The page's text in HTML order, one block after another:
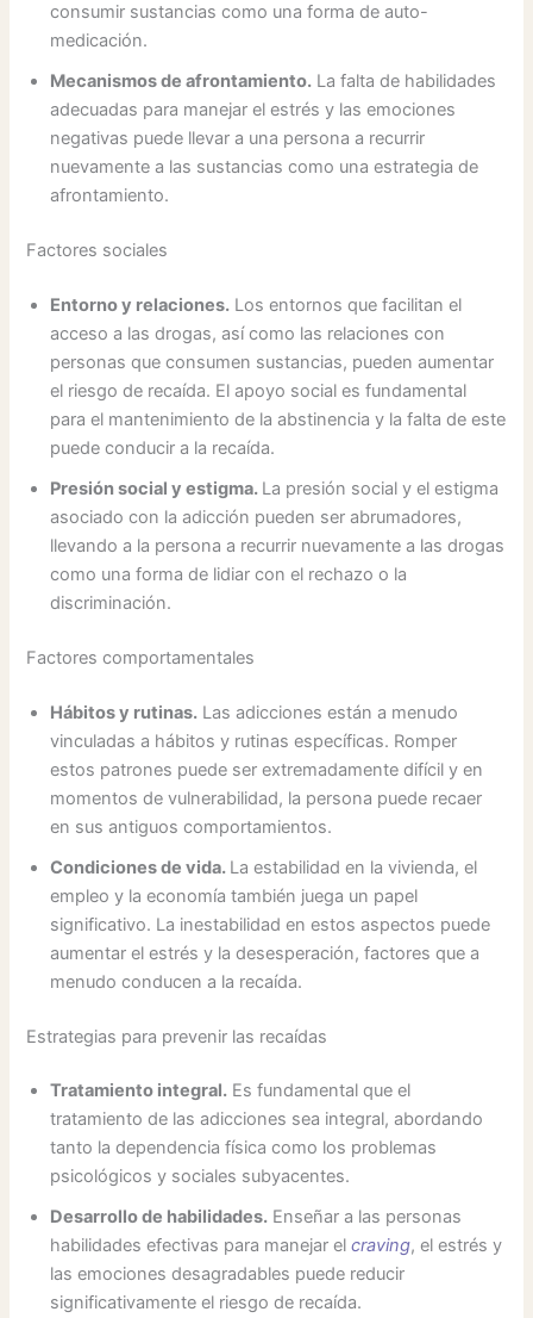
consumir sustancias como una forma de auto-
medicación.
Mecanismos de afrontamiento. La falta de habilidades
adecuadas para manejar el estrés y las emociones
negativas puede llevar a una persona a recurrir
nuevamente a las sustancias como una estrategia de
afrontamiento.
Factores sociales
Entorno y relaciones. Los entornos que facilitan el
acceso a las drogas, así como las relaciones con
personas que consumen sustancias, pueden aumentar
el riesgo de recaída. El apoyo social es fundamental
para el mantenimiento de la abstinencia y la falta de este
puede conducir a la recaída.
Presión social y estigma. La presión social y el estigma
asociado con la adicción pueden ser abrumadores,
llevando a la persona a recurrir nuevamente a las drogas
como una forma de lidiar con el rechazo o la
discriminación.
Factores comportamentales
Hábitos y rutinas. Las adicciones están a menudo
vinculadas a hábitos y rutinas específicas. Romper
estos patrones puede ser extremadamente difícil y en
momentos de vulnerabilidad, la persona puede recaer
en sus antiguos comportamientos.
Condiciones de vida. La estabilidad en la vivienda, el
empleo y la economía también juega un papel
significativo. La inestabilidad en estos aspectos puede
aumentar el estrés y la desesperación, factores que a
menudo conducen a la recaída.
Estrategias para prevenir las recaídas
Tratamiento integral. Es fundamental que el
tratamiento de las adicciones sea integral, abordando
tanto la dependencia física como los problemas
psicológicos y sociales subyacentes.
Desarrollo de habilidades. Enseñar a las personas
habilidades efectivas para manejar elcraving, el estrés y
las emociones desagradables puede reducir
significativamente el riesgo de recaída.